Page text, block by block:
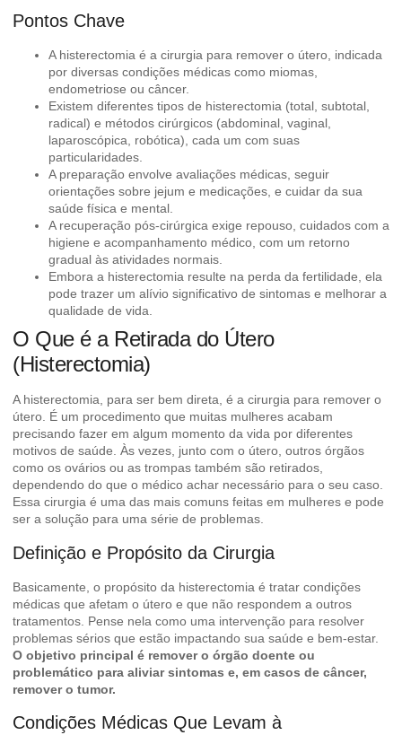
Pontos Chave
A histerectomia é a cirurgia para remover o útero, indicada
por diversas condições médicas como miomas,
endometriose ou câncer.
Existem diferentes tipos de histerectomia (total, subtotal,
radical) e métodos cirúrgicos (abdominal, vaginal,
laparoscópica, robótica), cada um com suas
particularidades.
A preparação envolve avaliações médicas, seguir
orientações sobre jejum e medicações, e cuidar da sua
saúde física e mental.
A recuperação pós-cirúrgica exige repouso, cuidados com a
higiene e acompanhamento médico, com um retorno
gradual às atividades normais.
Embora a histerectomia resulte na perda da fertilidade, ela
pode trazer um alívio significativo de sintomas e melhorar a
qualidade de vida.
O Que é a Retirada do Útero
(Histerectomia)
A histerectomia, para ser bem direta, é a cirurgia para remover o
útero. É um procedimento que muitas mulheres acabam
precisando fazer em algum momento da vida por diferentes
motivos de saúde. Às vezes, junto com o útero, outros órgãos
como os ovários ou as trompas também são retirados,
dependendo do que o médico achar necessário para o seu caso.
Essa cirurgia é uma das mais comuns feitas em mulheres e pode
ser a solução para uma série de problemas.
Definição e Propósito da Cirurgia
Basicamente, o propósito da histerectomia é tratar condições
médicas que afetam o útero e que não respondem a outros
tratamentos. Pense nela como uma intervenção para resolver
problemas sérios que estão impactando sua saúde e bem-estar.
O objetivo principal é remover o órgão doente ou
problemático para aliviar sintomas e, em casos de câncer,
remover o tumor.
Condições Médicas Que Levam à